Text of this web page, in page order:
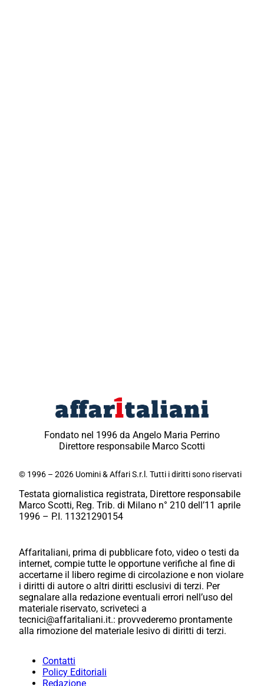
Fondato nel 1996 da Angelo Maria Perrino
Direttore responsabile Marco Scotti
© 1996 – 2026 Uomini & Affari S.r.l. Tutti i diritti sono riservati
Testata giornalistica registrata, Direttore responsabile
Marco Scotti, Reg. Trib. di Milano n° 210 dell’11 aprile
1996 – P.I. 11321290154
Affaritaliani, prima di pubblicare foto, video o testi da
internet, compie tutte le opportune verifiche al fine di
accertarne il libero regime di circolazione e non violare
i diritti di autore o altri diritti esclusivi di terzi. Per
segnalare alla redazione eventuali errori nell’uso del
materiale riservato, scriveteci a
tecnici@affaritaliani.it.: provvederemo prontamente
alla rimozione del materiale lesivo di diritti di terzi.
Contatti
Policy Editoriali
Redazione